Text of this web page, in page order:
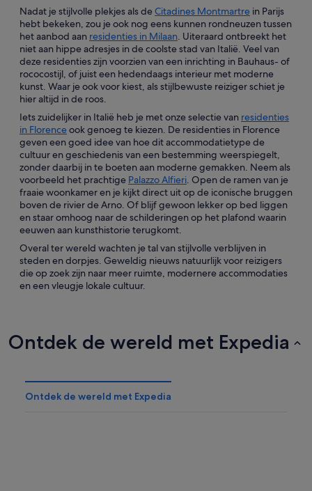
Nadat je stijlvolle plekjes als deCitadines Montmartre in Parijs
hebt bekeken, zou je ook nog eens kunnen rondneuzen tussen
het aanbod aan residenties in Milaan. Uiteraard ontbreekt het
niet aan hippe adresjes in de coolste stad van Italië. Veel van
deze residenties zijn voorzien van een inrichting in Bauhaus- of
rococostijl, of juist een hedendaags interieur met moderne
kunst. Waar je ook voor kiest, als stijlbewuste reiziger schiet je
hier altijd in de roos.
Iets zuidelijker in Italië heb je met onze selectie van residenties
in Florenceook genoeg te kiezen. De residenties in Florence
geven een goed idee van hoe dit accommodatietype de
cultuur en geschiedenis van een bestemming weerspiegelt,
zonder daarbij in te boeten aan moderne gemakken. Neem als
voorbeeld het prachtige Palazzo Alfieri. Open de ramen van je
fraaie woonkamer en je kijkt direct uit op de iconische bruggen
boven de rivier de Arno. Of blijf gewoon lekker op bed liggen
en staar omhoog naar de schilderingen op het plafond waarin
eeuwen aan kunsthistorie terugkomt.
Overal ter wereld wachten je tal van stijlvolle verblijven in
steden en dorpjes. Geweldig nieuws natuurlijk voor reizigers
die op zoek zijn naar meer ruimte, modernere accommodaties
en een vleugje lokale cultuur.
Ontdek de wereld met Expedia
Ontdek de wereld met Expedia